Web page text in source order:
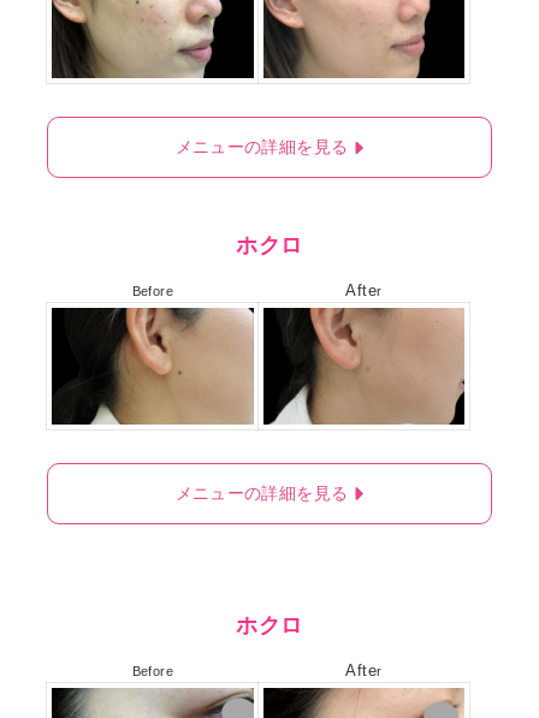
メニューの詳細を見る
ホクロ
Before After
メニューの詳細を見る
ホクロ
Before After